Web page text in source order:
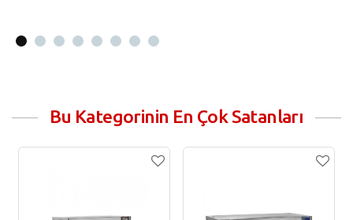
Bu Kategorinin En Çok Satanları